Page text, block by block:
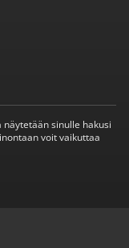
sinulle hakusi
voit vaikuttaa